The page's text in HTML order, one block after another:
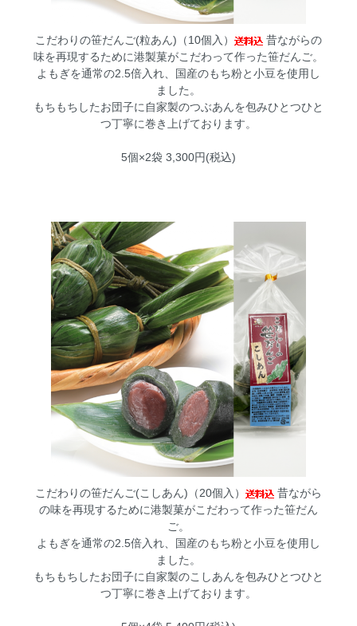
こだわりの笹だんご(粒あん)（10個入）
昔ながらの
味を再現するために港製菓がこだわって作った笹だんご。
よもぎを通常の2.5倍入れ、国産のもち粉と小豆を使用し
ました。
もちもちしたお団子に自家製のつぶあんを包みひとつひと
つ丁寧に巻き上げております。
5個×2袋 3,300円(税込)
こだわりの笹だんご(こしあん)（20個入）
昔ながら
の味を再現するために港製菓がこだわって作った笹だん
ご。
よもぎを通常の2.5倍入れ、国産のもち粉と小豆を使用し
ました。
もちもちしたお団子に自家製のこしあんを包みひとつひと
つ丁寧に巻き上げております。